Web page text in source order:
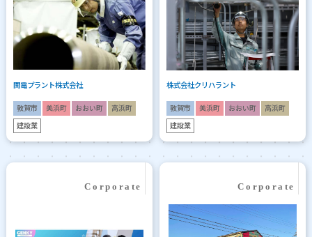
関電プラント株式会社
敦賀市 美浜町 おおい町 高浜町
建設業
株式会社クリハラント
敦賀市 美浜町 おおい町 高浜町
建設業